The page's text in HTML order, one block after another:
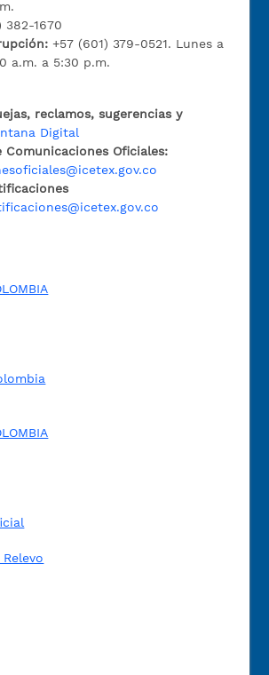
382-1670
+57 (601) 379-0521. Lunes a
a.m. a 5:30 p.m.
reclamos, sugerencias y
Digital
Comunicaciones Oficiales: